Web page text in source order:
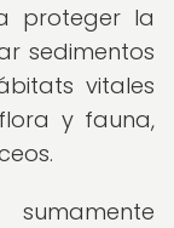
proteger la
sedimentos
vitales
y fauna,